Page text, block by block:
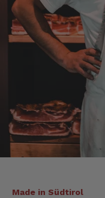
Made in Südtirol